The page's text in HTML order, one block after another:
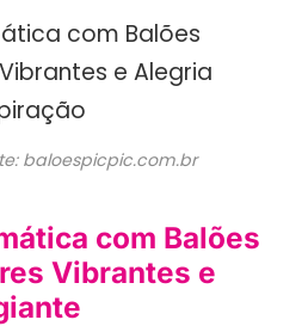
baloespicpic.com.br
com Balões
Vibrantes e